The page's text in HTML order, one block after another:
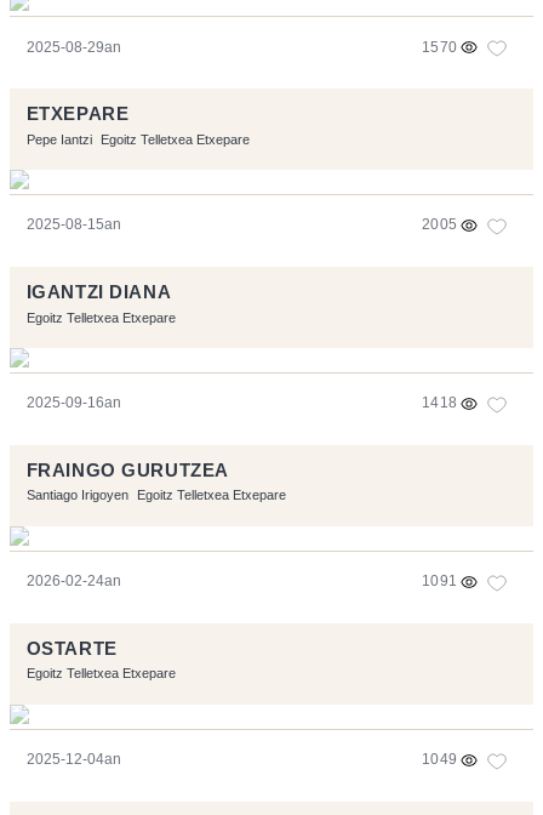
2025-08-29an 1570
ETXEPARE
Pepe Iantzi Egoitz Telletxea Etxepare
2025-08-15an 2005
IGANTZI DIANA
Egoitz Telletxea Etxepare
2025-09-16an 1418
FRAINGO GURUTZEA
Santiago Irigoyen Egoitz Telletxea Etxepare
2026-02-24an 1091
OSTARTE
Egoitz Telletxea Etxepare
2025-12-04an 1049